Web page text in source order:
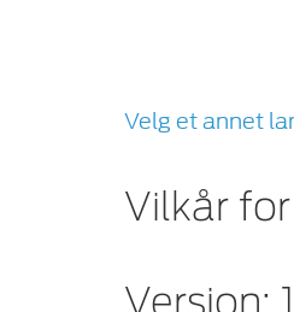
Velg et annet
Vilkår